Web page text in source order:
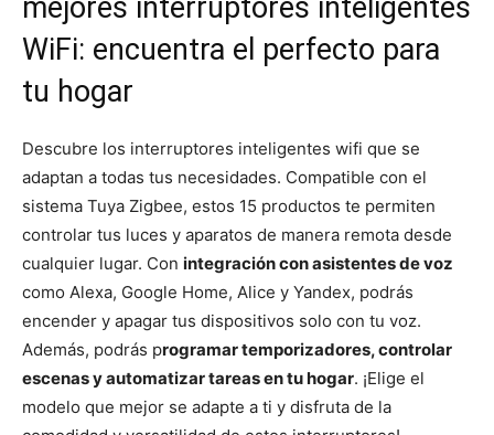
mejores interruptores inteligentes
WiFi: encuentra el perfecto para
tu hogar
Descubre los interruptores inteligentes wifi que se
adaptan a todas tus necesidades. Compatible con el
sistema Tuya Zigbee, estos 15 productos te permiten
controlar tus luces y aparatos de manera remota desde
cualquier lugar. Con integración con asistentes de voz
como Alexa, Google Home, Alice y Yandex, podrás
encender y apagar tus dispositivos solo con tu voz.
Además, podrás programar temporizadores, controlar
escenas y automatizar tareas en tu hogar. ¡Elige el
modelo que mejor se adapte a ti y disfruta de la